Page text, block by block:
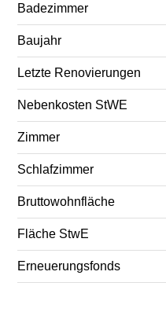
Badezimmer
Baujahr
Letzte Renovierungen
Nebenkosten StWE
Zimmer
Schlafzimmer
Bruttowohnfläche
Fläche StwE
Erneuerungsfonds